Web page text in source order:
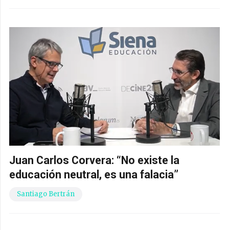
Juan Carlos Corvera: “No existe la
educación neutral, es una falacia”
Santiago Bertrán